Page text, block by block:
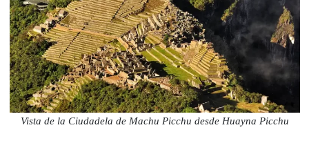
Vista de la Ciudadela de Machu Picchu desde Huayna Picchu